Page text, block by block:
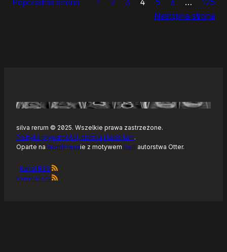
Następna strona
silva rerum © 2025. Wszelkie prawa zastrzeżone.
Polityka prywatności, ciastka i takie tam.
Oparte na WordPressie z motywem Raft autorstwa Otter.
Kanał RSS
Kanał Atom